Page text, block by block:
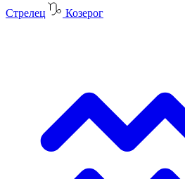
Стрелец Козерог